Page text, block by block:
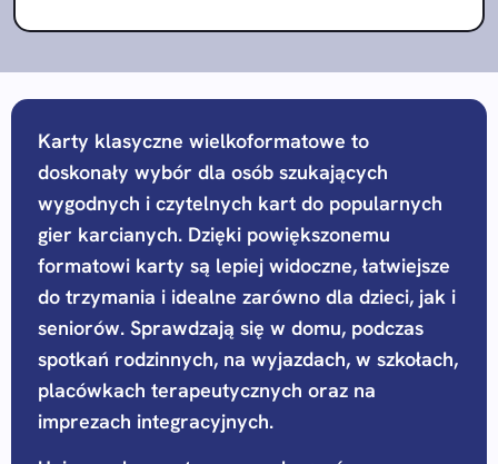
Karty klasyczne wielkoformatowe to
doskonały wybór dla osób szukających
wygodnych i czytelnych kart do popularnych
gier karcianych. Dzięki powiększonemu
formatowi karty są lepiej widoczne, łatwiejsze
do trzymania i idealne zarówno dla dzieci, jak i
seniorów. Sprawdzają się w domu, podczas
spotkań rodzinnych, na wyjazdach, w szkołach,
placówkach terapeutycznych oraz na
imprezach integracyjnych.